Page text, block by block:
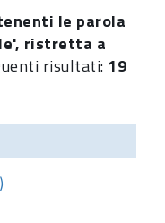
le parola
ristretta a
risultati: 19